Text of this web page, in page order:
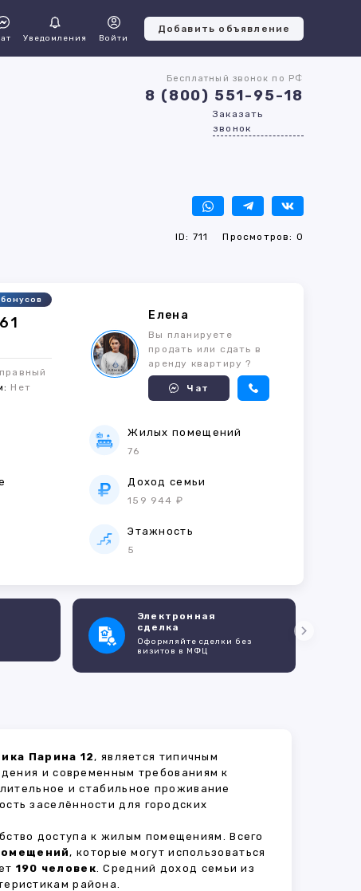
Уведомления Войти
Добавить объявление
Бесплатный звонок по РФ
8 (800) 551-95-18
Заказать
звонок
ID: 711 Просмотров: 0
Нет
Елена
Вы планируете
продать или сдать в
аренду квартиру ?
Чат
Жилых помещений
76
Доход семьи
159 944 ₽
Этажность
5
Электронная
сделка
Оформляйте сделки без
визитов в МФЦ
Парина 12, является типичным
и современным требованиям к
и стабильное проживание
заселённости для городских
доступа к жилым помещениям. Всего
, которые могут использоваться
190 человек. Средний доход семьи из
района.